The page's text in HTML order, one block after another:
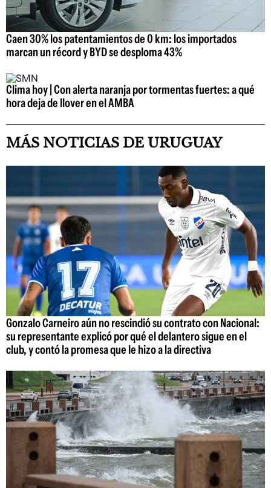
Caen 30% los patentamientos de 0 km: los importados
marcan un récord y BYD se desploma 43%
Clima hoy | Con alerta naranja por tormentas fuertes: a qué
hora deja de llover en el AMBA
MÁS NOTICIAS DE URUGUAY
Gonzalo Carneiro aún no rescindió su contrato con Nacional:
su representante explicó por qué el delantero sigue en el
club, y contó la promesa que le hizo a la directiva